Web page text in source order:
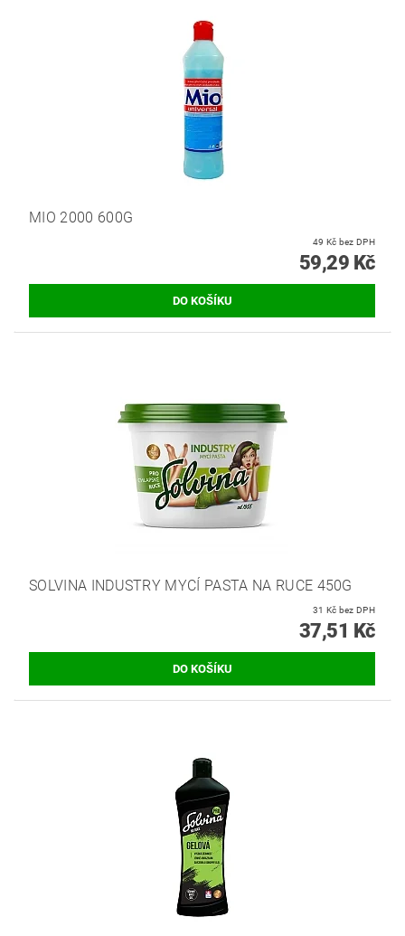
MIO 2000 600G
49 Kč bez DPH
59,29 Kč
SOLVINA INDUSTRY MYCÍ PASTA NA RUCE 450G
31 Kč bez DPH
37,51 Kč